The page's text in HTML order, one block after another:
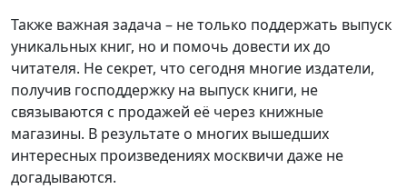
Также важная задача – не только поддержать выпуск
уникальных книг, но и помочь довести их до
читателя. Не секрет, что сегодня многие издатели,
получив господдержку на выпуск книги, не
связываются с продажей её через книжные
магазины. В результате о многих вышедших
интересных произведениях москвичи даже не
догадываются.